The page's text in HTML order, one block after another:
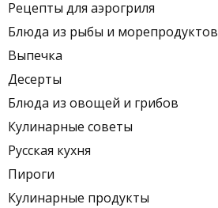
Рецепты для аэрогриля
Блюда из рыбы и морепродуктов
Выпечка
Десерты
Блюда из овощей и грибов
Кулинарные советы
Русская кухня
Пироги
Кулинарные продукты